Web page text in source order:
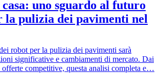
uno sguardo al futuro
la pulizia dei pavimenti nel
robot per la pulizia dei pavimenti sarà
significative e cambiamenti di mercato. Dai
competitive, questa analisi completa e…